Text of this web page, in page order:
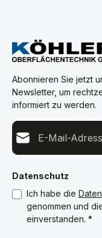
Abonnieren Sie jetzt
Newsletter, um
informiert zu werden.
E-Mail-Adresse*
Datenschutz
Ich habe die
genommen und
einverstanden. *